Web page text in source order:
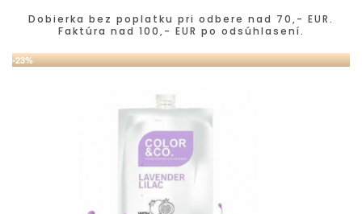
Dobierka bez poplatku pri odbere nad 70,- EUR.
Faktúra nad 100,- EUR po odsúhlasení.
-23%